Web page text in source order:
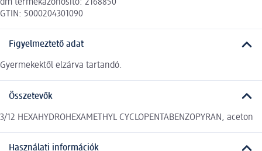
dm termékazonosító: 2168850
GTIN: 5000204301090
Figyelmeztető adat
Gyermekektől elzárva tartandó.
Összetevők
3/12 HEXAHYDROHEXAMETHYL CYCLOPENTABENZOPYRAN, aceton
Használati információk